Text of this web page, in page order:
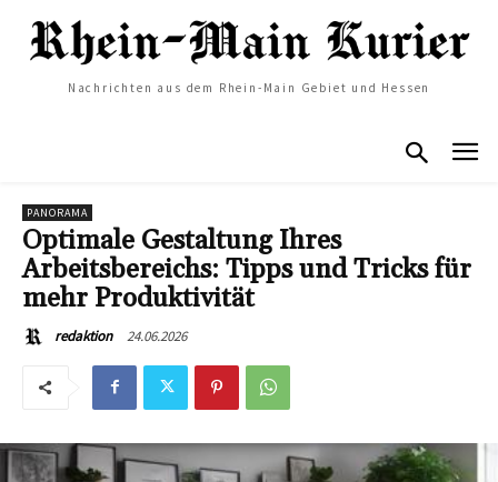
Nachrichten aus dem Rhein-Main Gebiet und Hessen
PANORAMA
Optimale Gestaltung Ihres
Arbeitsbereichs: Tipps und Tricks für
mehr Produktivität
redaktion 24.06.2026